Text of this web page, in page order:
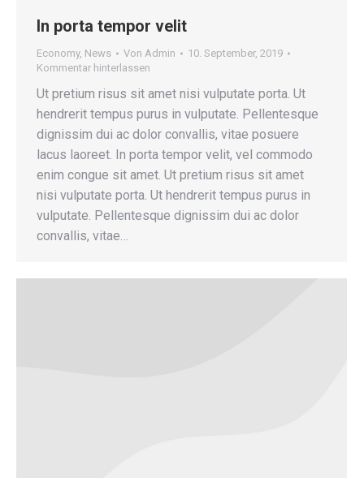
In porta tempor velit
Economy, News Von Admin
10. September, 2019
Kommentar hinterlassen
Ut pretium risus sit amet nisi vulputate porta. Ut
hendrerit tempus purus in vulputate. Pellentesque
dignissim dui ac dolor convallis, vitae posuere
lacus laoreet. In porta tempor velit, vel commodo
enim congue sit amet. Ut pretium risus sit amet
nisi vulputate porta. Ut hendrerit tempus purus in
vulputate. Pellentesque dignissim dui ac dolor
convallis, vitae…